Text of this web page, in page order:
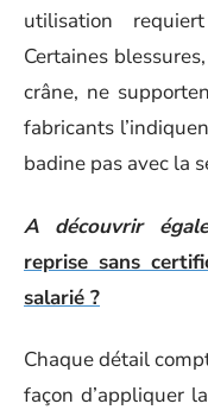
utilisation
Certaines
crâne, ne
fabricants
badine pas avec la
A découvrir
reprise sans
salarié ?
Chaque détail
façon d’appliquer